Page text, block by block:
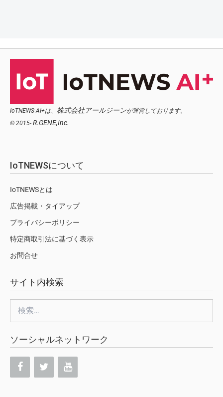
IoTNEWS AI+は、 株式会社アールジーンが運営しております。
© 2015- R.GENE,Inc.
IoTNEWSについて
IoTNEWSとは
広告掲載・タイアップ
プライバシーポリシー
特定商取引法に基づく表示
お問合せ
サイト内検索
ソーシャルネットワーク